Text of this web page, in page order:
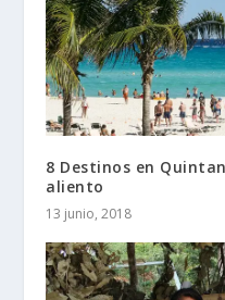
8 Destinos en
aliento
13 junio, 2018